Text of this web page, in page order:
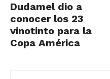
Dudamel dio a
conocer los 23
vinotinto para la
Copa América